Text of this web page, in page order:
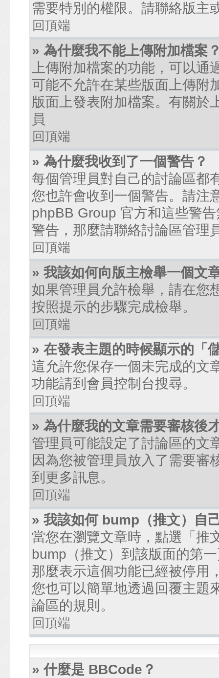
需要特別的權限。請聯絡版主
回頂端
» 為什麼我不能上傳附加檔案
上傳附加檔案的功能，可以
可能不允許在某些版面上傳附
版面上發表附加檔案。有關於
員
回頂端
» 為什麼我收到了一個警告？
每個管理員對自己的討論區都
您也許會收到一個警告。請注
phpBB Group 官方和這些警
警告，那麼請聯絡討論區管理
回頂端
» 我該如何向版主檢舉一個文
如果管理員允許檢舉，請在您
按照提示的步驟完成檢舉。
回頂端
» 在發表主題的時候顯示的「
這允許您保存一個未完成的文
功能請到會員控制台搜尋。
回頂端
» 為什麼我的文章需要審核後
管理員可能設定了討論區的文
因為您被管理員放入了需要審
到更多訊息。
回頂端
» 我該如何 bump（推文）自
當您在瀏覽文章時，點選「推
bump（推文）到該版面的第
那麼表示這個功能已經被停用
您也可以簡單地透過回覆主題
論區的規則。
回頂端
» 什麼是 BBCode？